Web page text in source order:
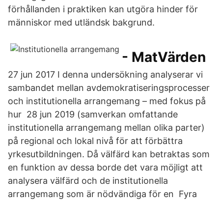
förhållanden i praktiken kan utgöra hinder för
människor med utländsk bakgrund.
- MatVärden
27 jun 2017 I denna undersökning analyserar vi
sambandet mellan avdemokratiseringsprocesser
och institutionella arrangemang – med fokus på
hur 28 jun 2019 (samverkan omfattande
institutionella arrangemang mellan olika parter)
på regional och lokal nivå för att förbättra
yrkesutbildningen. Då välfärd kan betraktas som
en funktion av dessa borde det vara möjligt att
analysera välfärd och de institutionella
arrangemang som är nödvändiga för en Fyra